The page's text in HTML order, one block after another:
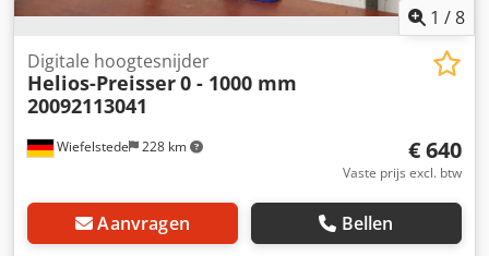
1 /8
Wiefelstede 228 km
Digitale hoogtesnijder
Helios-Preisser0 - 1000 mm
20092113041
€ 640
Vaste prijs excl. btw
Aanvragen Bellen